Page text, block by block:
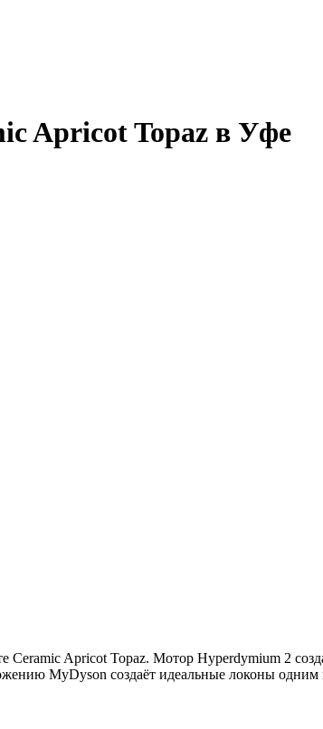
Apricot Topaz в Уфе
Apricot Topaz. Мотор Hyperdymium 2
MyDyson создаёт идеальные локоны